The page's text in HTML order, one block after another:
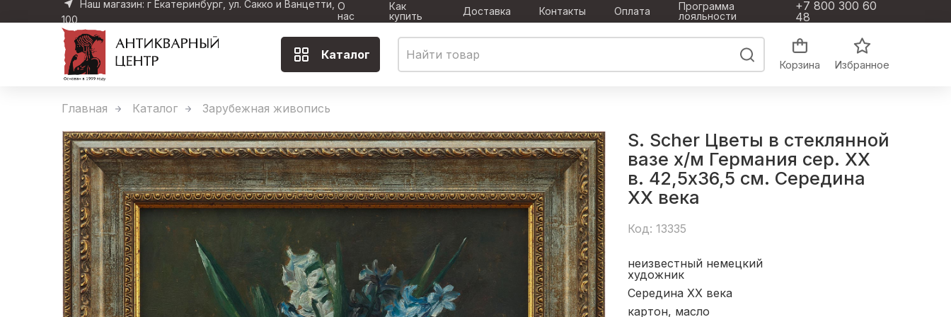
Наш магазин: г Екатеринбург, ул. Сакко и Ванцетти,
100
О
нас
Как
купить
Доставка Контакты Оплата
Программа
лояльности
+7 800 300 60
48
Каталог
Корзина Избранное
Главная Каталог Зарубежная живопись
S. Scher Цветы в стеклянной
вазе х/м Германия сер. ХХ
в. 42,5x36,5 см. Середина
XX века
Код: 13335
неизвестный немецкий
художник
Середина XX века
картон, масло